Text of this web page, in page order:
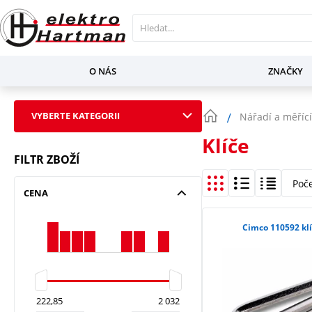
O NÁS ZNAČKY
VYBERTE KATEGORII
FILTR ZBOŽÍ
CENA
Nářadí a
Klíče
Cimco 110592